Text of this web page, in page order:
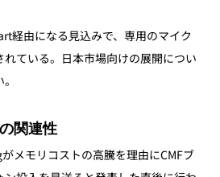
経由になる見込みで、専用のマイク
れている。日本市場向けの展開につい
関連性
メモリコストの高騰を理由にCMFブ